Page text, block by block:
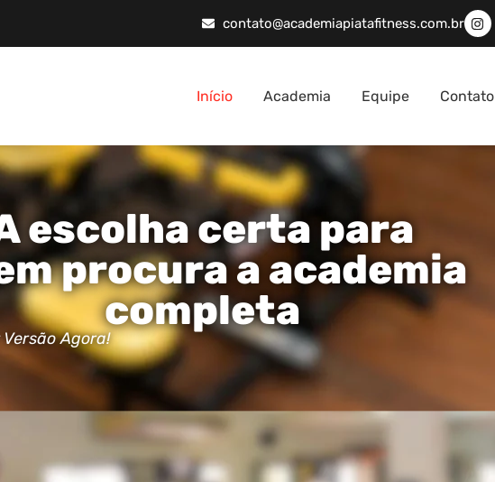
contato@academiapiatafitness.com.br
Início Academia Equipe Contato
escolha certa para
procura a academia
completa
Agora!